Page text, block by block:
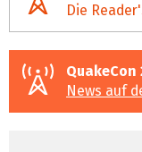
Die
QuakeCon
News auf